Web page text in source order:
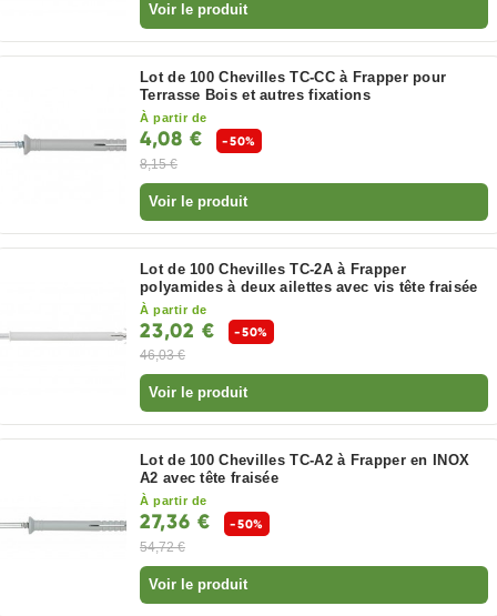
Voir le produit
Lot de 100 Chevilles TC-CC à Frapper pour
Terrasse Bois et autres fixations
À partir de
4,08 €
-50%
8,15 €
Voir le produit
Lot de 100 Chevilles TC-2A à Frapper
polyamides à deux ailettes avec vis tête fraisée
À partir de
23,02 €
-50%
46,03 €
Voir le produit
Lot de 100 Chevilles TC-A2 à Frapper en INOX
A2 avec tête fraisée
À partir de
27,36 €
-50%
54,72 €
Voir le produit